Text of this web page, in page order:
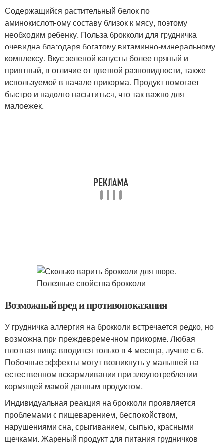
Содержащийся растительный белок по
аминокислотному составу близок к мясу, поэтому
необходим ребенку. Польза брокколи для грудничка
очевидна благодаря богатому витаминно-минеральному
комплексу. Вкус зеленой капусты более пряный и
приятный, в отличие от цветной разновидности, также
используемой в начале прикорма. Продукт помогает
быстро и надолго насытиться, что так важно для
малоежек.
Возможный вред и противопоказания
У грудничка аллергия на брокколи встречается редко, но
возможна при преждевременном прикорме. Любая
плотная пища вводится только в 4 месяца, лучше с 6.
Побочные эффекты могут возникнуть у малышей на
естественном вскармливании при злоупотреблении
кормящей мамой данным продуктом.
Индивидуальная реакция на брокколи проявляется
проблемами с пищеварением, беспокойством,
нарушениями сна, срыгиванием, сыпью, красными
щечками. Жареный продукт для питания грудничков